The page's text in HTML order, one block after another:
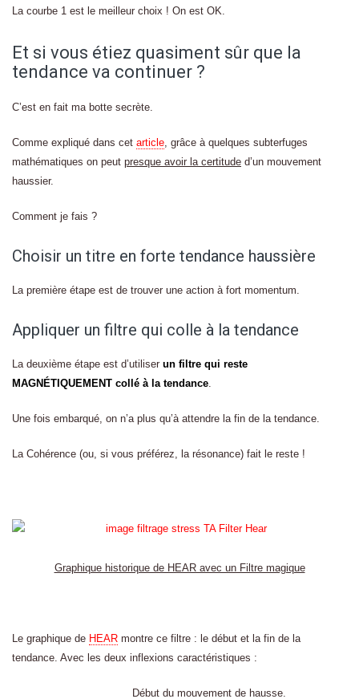
La courbe 1 est le meilleur choix ! On est OK.
Et si vous étiez quasiment sûr que la
tendance va continuer ?
C’est en fait ma botte secrète.
Comme expliqué dans cet article, grâce à quelques subterfuges
mathématiques on peut presque avoir la certitude d’un mouvement
haussier.
Comment je fais ?
Choisir un titre en forte tendance haussière
La première étape est de trouver une action à fort momentum.
Appliquer un filtre qui colle à la tendance
La deuxième étape est d’utiliser un filtre qui reste
MAGNÉTIQUEMENT collé à la tendance.
Une fois embarqué, on n’a plus qu’à attendre la fin de la tendance.
La Cohérence (ou, si vous préférez, la résonance) fait le reste !
Graphique historique de HEAR avec un Filtre magique
Le graphique de HEAR montre ce filtre : le début et la fin de la
tendance. Avec les deux inflexions caractéristiques :
Début du mouvement de hausse.